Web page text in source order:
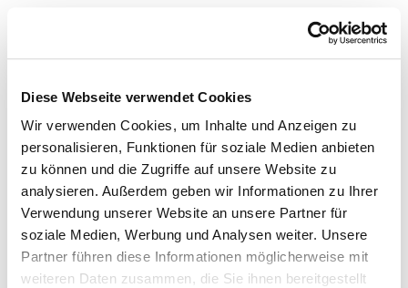
Diese Webseite verwendet Cookies
Wir verwenden Cookies, um Inhalte und Anzeigen zu
personalisieren, Funktionen für soziale Medien anbieten
zu können und die Zugriffe auf unsere Website zu
analysieren. Außerdem geben wir Informationen zu Ihrer
Verwendung unserer Website an unsere Partner für
soziale Medien, Werbung und Analysen weiter. Unsere
Partner führen diese Informationen möglicherweise mit
weiteren Daten zusammen, die Sie ihnen bereitgestellt